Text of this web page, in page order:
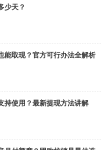
少天？
能取现？官方可行办法全解析
持使用？最新提现方法讲解